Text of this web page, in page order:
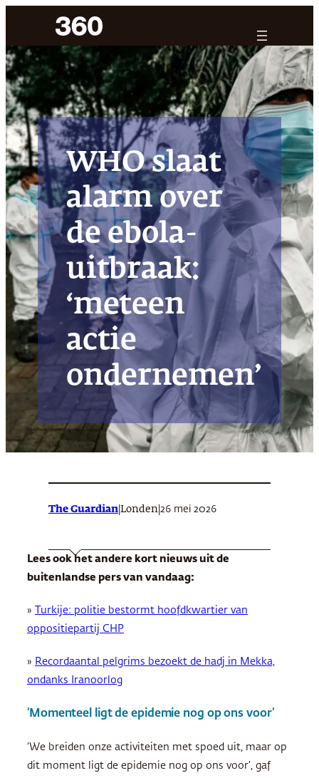
de
inhoud
WHO slaat
alarm over
de ebola-
uitbraak:
‘meteen
actie
ondernemen’
The Guardian Londen 26 mei 2026
Lees ook het andere kort nieuws uit de
buitenlandse pers van vandaag:
»
Turkije: politie bestormt hoofdkwartier van
oppositiepartij CHP
» Recordaantal pelgrims bezoekt de hadj in Mekka,
ondanks Iranoorlog
‘Momenteel ligt de epidemie nog op ons voor’
‘We breiden onze activiteiten met spoed uit, maar op
dit moment ligt de epidemie nog op ons voor’, gaf